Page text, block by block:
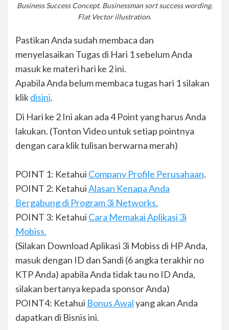
Business Success Concept. Businessman sort success wording.
Flat Vector illustration.
Pastikan Anda sudah membaca dan
menyelasaikan Tugas di Hari 1 sebelum Anda
masuk ke materi hari ke 2 ini.
Apabila Anda belum membaca tugas hari 1 silakan
klikdisini.
Di Hari ke 2 Ini akan ada 4 Point yang harus Anda
lakukan. (Tonton Video untuk setiap pointnya
dengan cara klik tulisan berwarna merah)
POINT 1: Ketahui Company Profile Perusahaan.
POINT 2: KetahuiAlasan Kenapa Anda
Bergabung di Program 3i Networks.
POINT 3: Ketahui Cara Memakai Aplikasi 3i
Mobiss.
(Silakan Download Aplikasi 3i Mobiss di HP Anda,
masuk dengan ID dan Sandi (6 angka terakhir no
KTP Anda) apabila Anda tidak tau no ID Anda,
silakan bertanya kepada sponsor Anda)
POINT4: Ketahui Bonus Awalyang akan Anda
dapatkan di Bisnis ini.